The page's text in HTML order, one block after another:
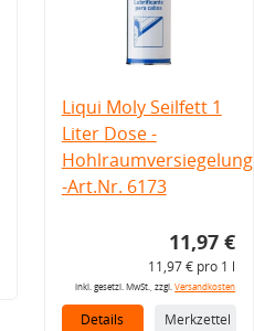
Liqui Moly Seilfett 1
Liter Dose -
Hohlraumversiegelung
-Art.Nr. 6173
11,97 €
11,97 € pro 1 l
inkl. gesetzl. MwSt., zzgl.Versandkosten
Details Merkzettel